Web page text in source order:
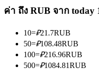
เพลิดเพลินกับการแบ่
ค่า ถึง RUB จาก today
10=₽21.7RUB
50=₽108.48RUB
100=₽216.96RUB
500=₽1084.81RUB